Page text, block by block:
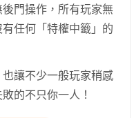
門操作，所有玩家無
任何「特權中籤」的
讓不少一般玩家稍感
的不只你一人！